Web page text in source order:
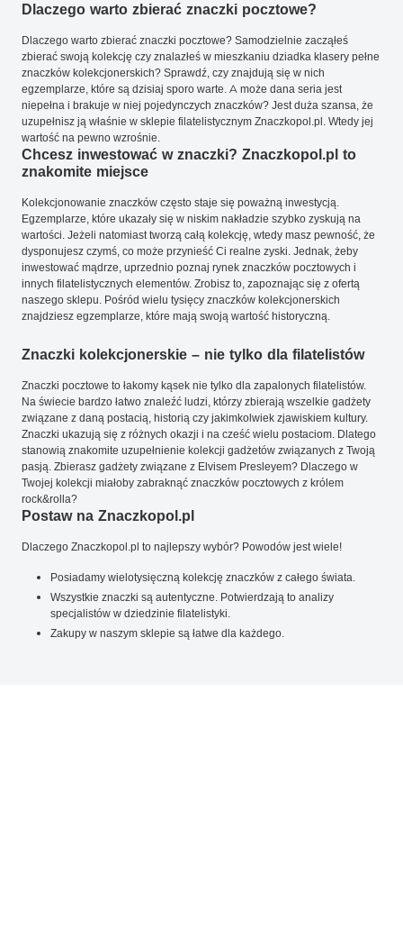
Dlaczego warto zbierać znaczki pocztowe?
Dlaczego warto zbierać znaczki pocztowe? Samodzielnie zacząłeś
zbierać swoją kolekcję czy znalazłeś w mieszkaniu dziadka klasery pełne
znaczków kolekcjonerskich? Sprawdź, czy znajdują się w nich
egzemplarze, które są dzisiaj sporo warte. A może dana seria jest
niepełna i brakuje w niej pojedynczych znaczków? Jest duża szansa, że
uzupełnisz ją właśnie w sklepie filatelistycznym Znaczkopol.pl. Wtedy jej
wartość na pewno wzrośnie.
Chcesz inwestować w znaczki? Znaczkopol.pl to
znakomite miejsce
Kolekcjonowanie znaczków często staje się poważną inwestycją.
Egzemplarze, które ukazały się w niskim nakładzie szybko zyskują na
wartości. Jeżeli natomiast tworzą całą kolekcję, wtedy masz pewność, że
dysponujesz czymś, co może przynieść Ci realne zyski. Jednak, żeby
inwestować mądrze, uprzednio poznaj rynek znaczków pocztowych i
innych filatelistycznych elementów. Zrobisz to, zapoznając się z ofertą
naszego sklepu. Pośród wielu tysięcy znaczków kolekcjonerskich
znajdziesz egzemplarze, które mają swoją wartość historyczną.
Znaczki kolekcjonerskie – nie tylko dla filatelistów
Znaczki pocztowe to łakomy kąsek nie tylko dla zapalonych filatelistów.
Na świecie bardzo łatwo znaleźć ludzi, którzy zbierają wszelkie gadżety
związane z daną postacią, historią czy jakimkolwiek zjawiskiem kultury.
Znaczki ukazują się z różnych okazji i na cześć wielu postaciom. Dlatego
stanowią znakomite uzupełnienie kolekcji gadżetów związanych z Twoją
pasją. Zbierasz gadżety związane z Elvisem Presleyem? Dlaczego w
Twojej kolekcji miałoby zabraknąć znaczków pocztowych z królem
rock&rolla?
Postaw na Znaczkopol.pl
Dlaczego Znaczkopol.pl to najlepszy wybór? Powodów jest wiele!
Posiadamy wielotysięczną kolekcję znaczków z całego świata.
Wszystkie znaczki są autentyczne. Potwierdzają to analizy
specjalistów w dziedzinie filatelistyki.
Zakupy w naszym sklepie są łatwe dla każdego.